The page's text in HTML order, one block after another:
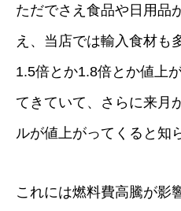
ただでさえ食品や日用品
え、当店では輸入食材も
1.5倍とか1.8倍とか値上
てきていて、さらに来月
ルが値上がってくると知
これには燃料費高騰が影